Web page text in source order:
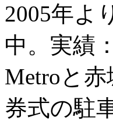
2005年よ
中。実績
Metroと
券式の駐